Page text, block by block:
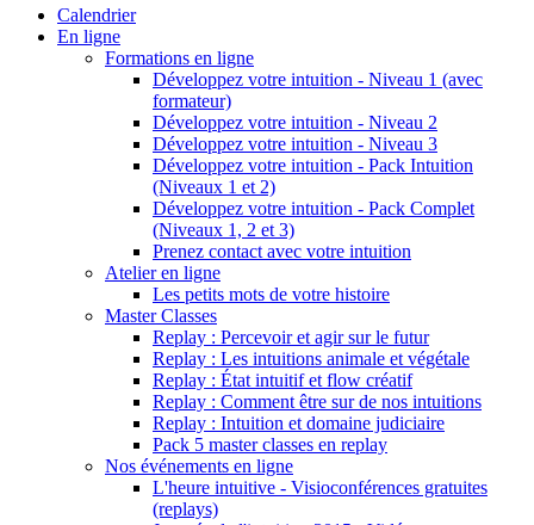
Calendrier
En ligne
Formations en ligne
Développez votre intuition - Niveau 1 (avec
formateur)
Développez votre intuition - Niveau 2
Développez votre intuition - Niveau 3
Développez votre intuition - Pack Intuition
(Niveaux 1 et 2)
Développez votre intuition - Pack Complet
(Niveaux 1, 2 et 3)
Prenez contact avec votre intuition
Atelier en ligne
Les petits mots de votre histoire
Master Classes
Replay : Percevoir et agir sur le futur
Replay : Les intuitions animale et végétale
Replay : État intuitif et flow créatif
Replay : Comment être sur de nos intuitions
Replay : Intuition et domaine judiciaire
Pack 5 master classes en replay
Nos événements en ligne
L'heure intuitive - Visioconférences gratuites
(replays)